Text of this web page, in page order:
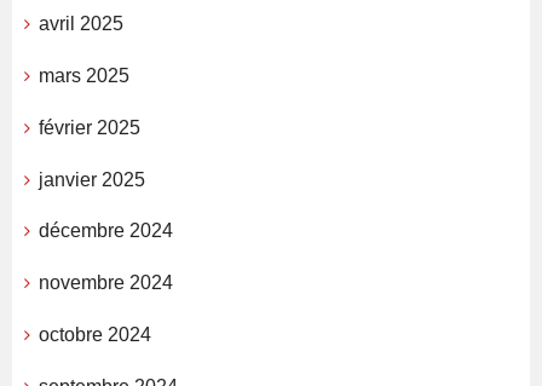
avril 2025
mars 2025
février 2025
janvier 2025
décembre 2024
novembre 2024
octobre 2024